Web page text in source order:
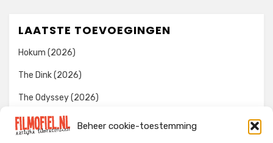
Beheer cookie-toestemming
LAATSTE TOEVOEGINGEN
Hokum (2026)
The Dink (2026)
The Odyssey (2026)
Evil Dead Burn (2026)